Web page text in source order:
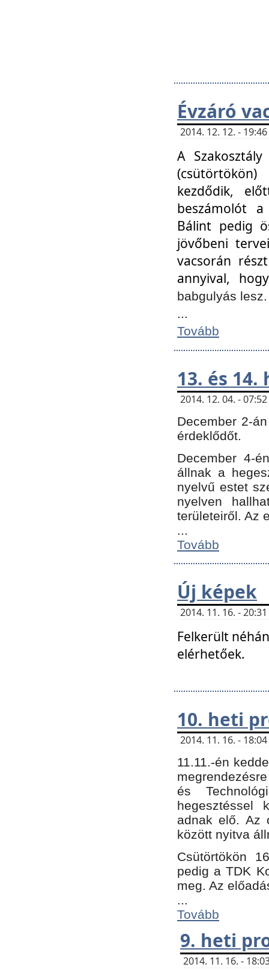
Évzáró
2014. 12. 12. -
A
kezdődik,
beszámolót
Bálint pedig
jövőbeni
vacsorán
annyival,
babgulyás
...
Tovább
13. és
2014. 12. 04. -
December 2-
érdeklődőt.
December 4-
állnak a
nyelvű estet
nyelven
területeiről. Az
...
Tovább
Új képek
2014. 11. 16. -
Felkerült
elérhetőek.
10. heti
2014. 11. 16. -
11.11.-én
és
hegesztéssel
adnak elő. Az
között nyitva
Csütörtökön
pedig a TDK
meg. Az
...
Tovább
9. heti
2014. 11. 16. -